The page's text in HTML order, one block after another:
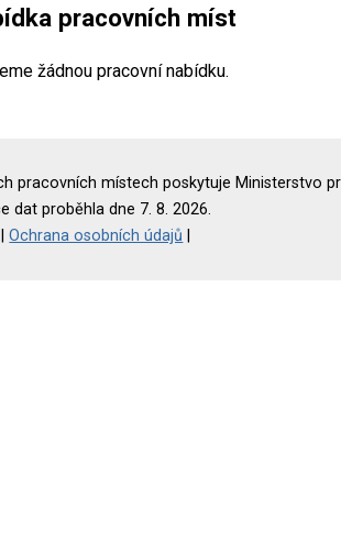
pracovních míst
žádnou pracovní nabídku.
pracovních místech poskytuje Ministerstvo
dat proběhla dne 7. 8. 2026.
|Ochrana osobních údajů